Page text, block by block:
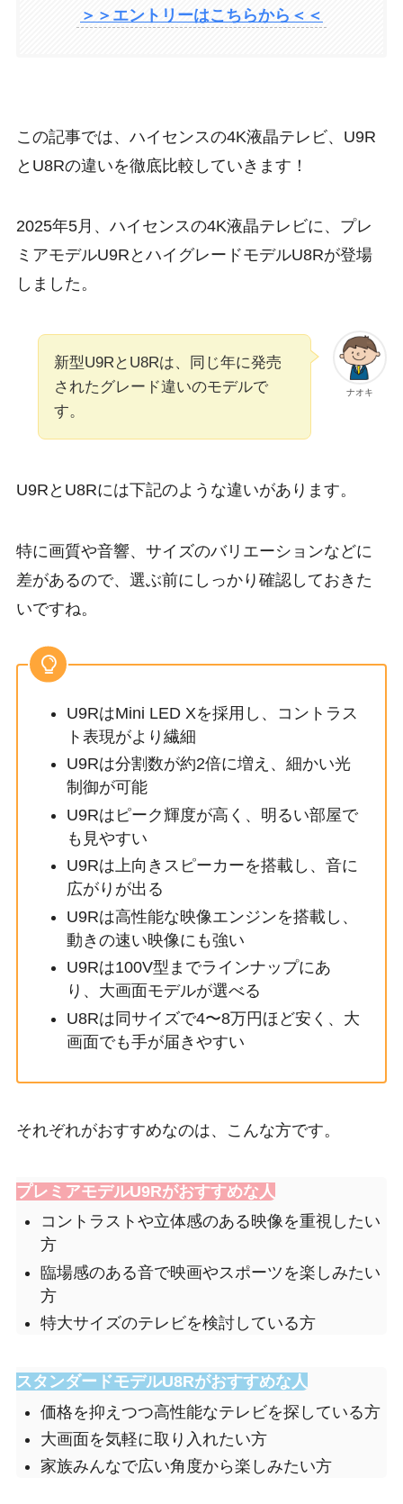
＞＞エントリーはこちらから＜＜
この記事では、ハイセンスの4K液晶テレビ、U9R
とU8Rの違いを徹底比較していきます！
2025年5月、ハイセンスの4K液晶テレビに、 プレ
ミアモデルU9R と ハイグレードモデルU8Rが登場
しました。
ナオキ
新型U9RとU8Rは、同じ年に発売
されたグレード違いのモデルで
す。
U9RとU8Rには下記のような違いがあります。
特に画質や音響、サイズのバリエーションなどに
差があるので、選ぶ前にしっかり確認しておきた
いですね。
U9RはMini LED Xを採用し、コントラス
ト表現がより繊細
U9Rは分割数が約2倍に増え、細かい光
制御が可能
U9Rはピーク輝度が高く、明るい部屋で
も見やすい
U9Rは上向きスピーカーを搭載し、音に
広がりが出る
U9Rは高性能な映像エンジンを搭載し、
動きの速い映像にも強い
U9Rは100V型までラインナップにあ
り、大画面モデルが選べる
U8Rは同サイズで4〜8万円ほど安く、大
画面でも手が届きやすい
それぞれがおすすめなのは、こんな方です。
プレミアモデルU9Rがおすすめな人
コントラストや立体感のある映像を重視したい
方
臨場感のある音で映画やスポーツを楽しみたい
方
特大サイズのテレビを検討している方
スタンダードモデルU8Rがおすすめな人
価格を抑えつつ高性能なテレビを探している方
大画面を気軽に取り入れたい方
家族みんなで広い角度から楽しみたい方